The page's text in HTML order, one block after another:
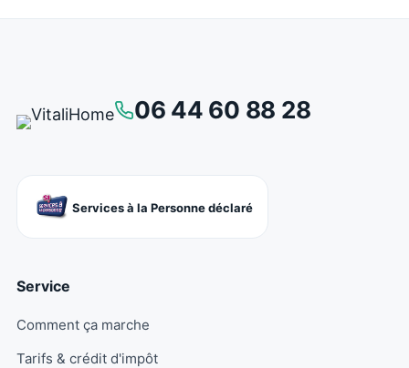
06 44 60 88 28
Services à la Personne déclaré
Service
Comment ça marche
Tarifs & crédit d'impôt